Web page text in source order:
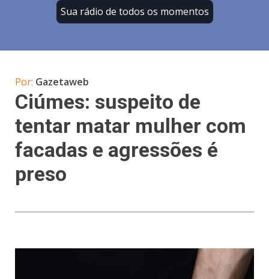
Sua rádio de todos os momentos
Por: Gazetaweb
Ciúmes: suspeito de
tentar matar mulher com
facadas e agressões é
preso